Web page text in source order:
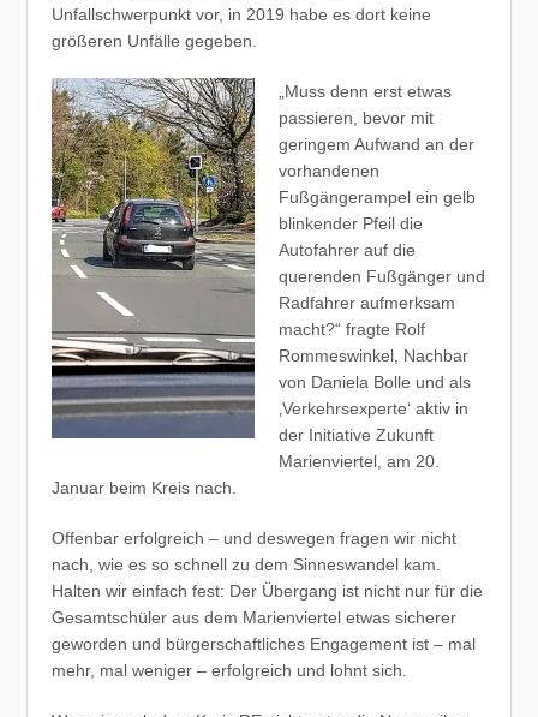
Unfallschwerpunkt vor, in 2019 habe es dort keine
größeren Unfälle gegeben.
„Muss denn erst etwas
passieren, bevor mit
geringem Aufwand an der
vorhandenen
Fußgängerampel ein gelb
blinkender Pfeil die
Autofahrer auf die
querenden Fußgänger und
Radfahrer aufmerksam
macht?“ fragte Rolf
Rommeswinkel, Nachbar
von Daniela Bolle und als
‚Verkehrsexperte‘ aktiv in
der Initiative Zukunft
Marienviertel, am 20.
Januar beim Kreis nach.
Offenbar erfolgreich – und deswegen fragen wir nicht
nach, wie es so schnell zu dem Sinneswandel kam.
Halten wir einfach fest: Der Übergang ist nicht nur für die
Gesamtschüler aus dem Marienviertel etwas sicherer
geworden und bürgerschaftliches Engagement ist – mal
mehr, mal weniger – erfolgreich und lohnt sich.